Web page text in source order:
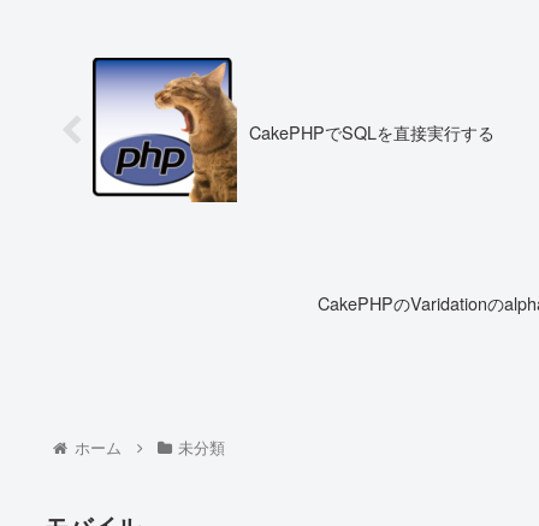
CakePHPでSQLを直接実行する
CakePHPのVaridationの
ホーム 未分類